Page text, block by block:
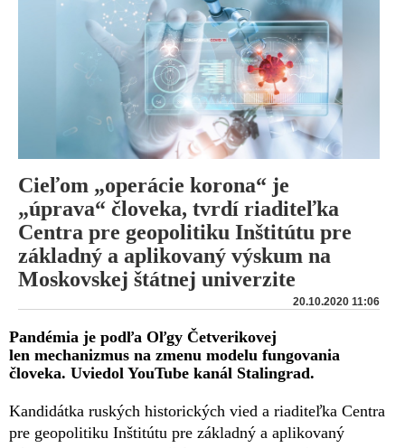
Cieľom „operácie korona“ je
„úprava“ človeka, tvrdí riaditeľka
Centra pre geopolitiku Inštitútu pre
základný a aplikovaný výskum na
Moskovskej štátnej univerzite
20.10.2020 11:06
Pandémia je podľa Oľgy Četverikovej
len mechanizmus na zmenu modelu fungovania
človeka. Uviedol YouTube kanál Stalingrad.
Kandidátka ruských historických vied a riaditeľka Centra
pre geopolitiku Inštitútu pre základný a aplikovaný